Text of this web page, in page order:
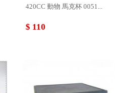
420CC 動物 馬克杯 0051...
$ 110